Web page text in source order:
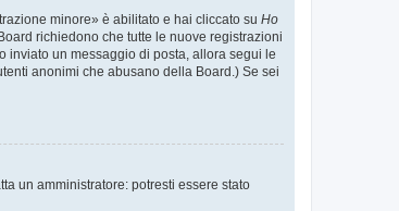
minore» è abilitato e hai cliccato su Ho
richiedono che tutte le nuove registrazioni
inviato un messaggio di posta, allora segui le
anonimi che abusano della Board.) Se sei
un amministratore: potresti essere stato